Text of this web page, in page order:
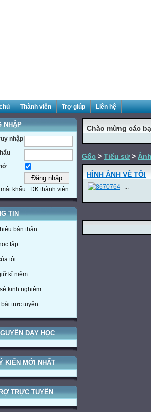
Thành viên Trợ giúp Liên hệ
NHẬP
nhập
khẩu ĐK thành viên
TIN
bản thân
tập
tôi
kỉ niệm
kinh nghiệm
bài trực tuyến
DẠY HỌC
KIẾN MỚI NHẤT
TRỰC TUYẾN
Chào mừng các
Gốc > Tiểu sử >
HÌNH ẢNH VỀ TÔI
...